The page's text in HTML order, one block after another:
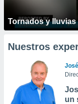
Tornados y
Nuestros
un